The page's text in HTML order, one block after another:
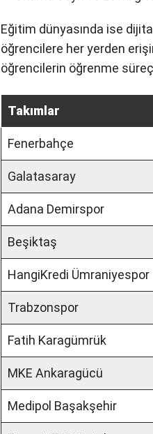
Gündem özelliklespor ve
Haber akışlarında güzel
Okuma seyri ve zevki
platformları, öğrencilere
ve dijital sınıflar,
Takımlar
Fenerbahçe
Galatasaray
Adana Demirspor
Beşiktaş
HangiKredi Ümraniyespor
Trabzonspor
Fatih Karagümrük